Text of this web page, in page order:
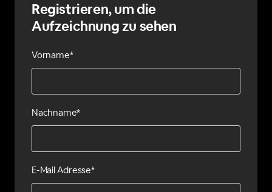
Registrieren, um die
Aufzeichnung zu sehen
Vorname*
Nachname*
E-Mail Adresse*